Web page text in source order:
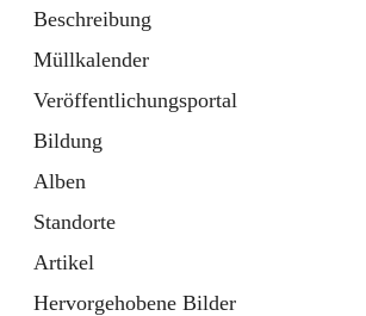
Beschreibung
Müllkalender
Veröffentlichungsportal
Bildung
Alben
Standorte
Artikel
Hervorgehobene Bilder